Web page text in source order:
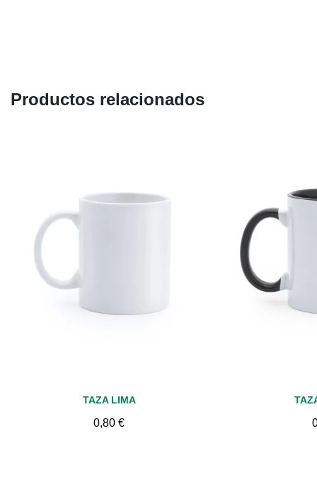
Productos relacionados
Vista rápida
TAZA LIMA
0,80 €